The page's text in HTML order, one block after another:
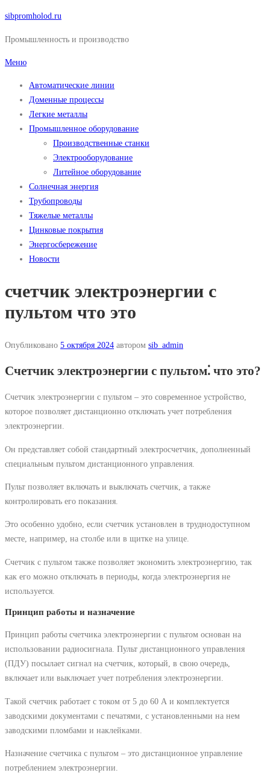
Перейти
содержимому
sibpromholod.ru
Промышленность и производство
Меню
Автоматические линии
Доменные процессы
Легкие металлы
Промышленное оборудование
Производственные станки
Электрооборудование
Литейное оборудование
Солнечная энергия
Трубопроводы
Тяжелые металлы
Цинковые покрытия
Энергосбережение
Новости
счетчик электроэнергии с
пультом что это
Опубликовано 5 октября 2024 автором sib_admin
Счетчик электроэнергии с пультом⁚ что это?
Счетчик электроэнергии с пультом – это современное устройство,
которое позволяет дистанционно отключать учет потребления
электроэнергии.
Он представляет собой стандартный электросчетчик, дополненный
специальным пультом дистанционного управления.
Пульт позволяет включать и выключать счетчик, а также
контролировать его показания.
Это особенно удобно, если счетчик установлен в труднодоступном
месте, например, на столбе или в щитке на улице.
Счетчик с пультом также позволяет экономить электроэнергию, так
как его можно отключать в периоды, когда электроэнергия не
используется.
Принцип работы и назначение
Принцип работы счетчика электроэнергии с пультом основан на
использовании радиосигнала. Пульт дистанционного управления
(ПДУ) посылает сигнал на счетчик, который, в свою очередь,
включает или выключает учет потребления электроэнергии.
Такой счетчик работает с током от 5 до 60 А и комплектуется
заводскими документами с печатями, с установленными на нем
заводскими пломбами и наклейками.
Назначение счетчика с пультом – это дистанционное управление
потреблением электроэнергии.